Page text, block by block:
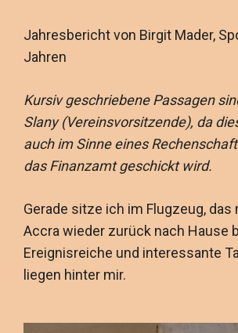
Jahresbericht von Birgit Mader,
Jahren
Kursiv geschriebene Passagen
Slany (Vereinsvorsitzende), da
auch im Sinne eines
das Finanzamt geschickt wird.
Gerade sitze ich im Flugzeug, das
Accra wieder zurück nach Hause
Ereignisreiche und interessante
liegen hinter mir.